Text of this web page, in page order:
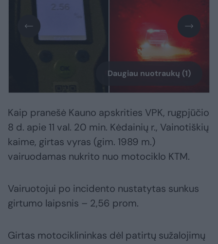
Daugiau nuotraukų (1)
Kaip pranešė Kauno apskrities VPK, rugpjūčio
8 d. apie 11 val. 20 min. Kėdainių r., Vainotiškių
kaime, girtas vyras (gim. 1989 m.)
vairuodamas nukrito nuo motociklo KTM.
Vairuotojui po incidento nustatytas sunkus
girtumo laipsnis – 2,56 prom.
Girtas motociklininkas dėl patirtų sužalojimų